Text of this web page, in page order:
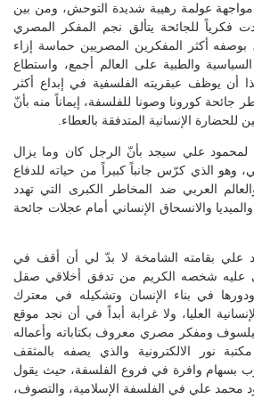
عولمة رهيبة شديدة التوحش، ومن بين
فكرياً للجائحة يتألق نجم المفكر المصري
بوصفه أكثر المفكرين المصريين حماسة إزاء
السياسية والطبية على العالم أجمع، واستطاع
يوظف عبقريته الفلسفية في إبداع أكثر
جائحة كورونا وصونا للفلسفة، إيماناً منه بأنّ
الإنسانية المتدفقة بالعطاء.
لمحمود علي سيجد بأنّ الرجل كان وما يزال
وهو الذي كرّس جانباً كبيراً من حياته للدفاع
العربي ضد المخاطر الكبرى التي تهدد
والانسحاق الإنساني أمام عجلات جائحة
علي بقامته الشامخة لا بدّ لي أن أقف في
عليه شخصه الكريم من تدفق أخلاقي صقل
ودورها في بناء الإنسان وتشكيله في معترك
العليا، ولا غرابة أبداً في أن نجد موقع
ومفكر مصري معروف بكتاباته وأعماله
نور الالكترونية والذي يصفه بالمثقف
بسهام وافرة في فروع الفلسفة، حيث يقول
محمد علي في الفلسفة الإسلامية، والتصوف،